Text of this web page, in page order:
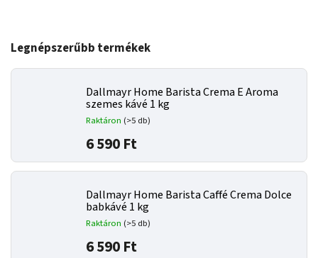
Legnépszerűbb termékek
Dallmayr Home Barista Crema E Aroma
szemes kávé 1 kg
Raktáron (>5 db)
6 590 Ft
Dallmayr Home Barista Caffé Crema Dolce
babkávé 1 kg
Raktáron (>5 db)
6 590 Ft